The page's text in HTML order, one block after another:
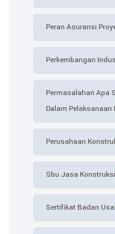
Peran Asuransi
Perkembangan
Permasalahan Apa
Dalam Pelaksanaan
Perusahaan
Sbu Jasa Konstruksi
Sertifikat Badan